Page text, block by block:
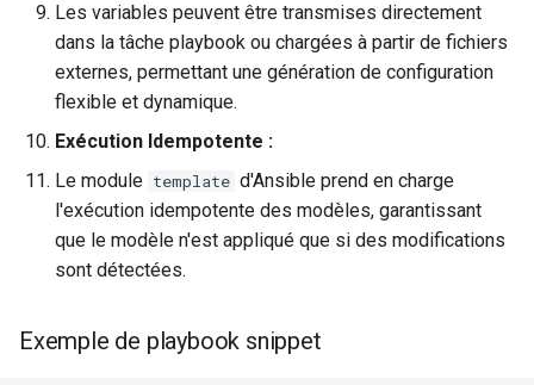
Les variables peuvent être transmises directement
dans la tâche playbook ou chargées à partir de fichiers
externes, permettant une génération de configuration
flexible et dynamique.
Exécution Idempotente :
Le module template d'Ansible prend en charge
l'exécution idempotente des modèles, garantissant
que le modèle n'est appliqué que si des modifications
sont détectées.
Exemple de playbook snippet